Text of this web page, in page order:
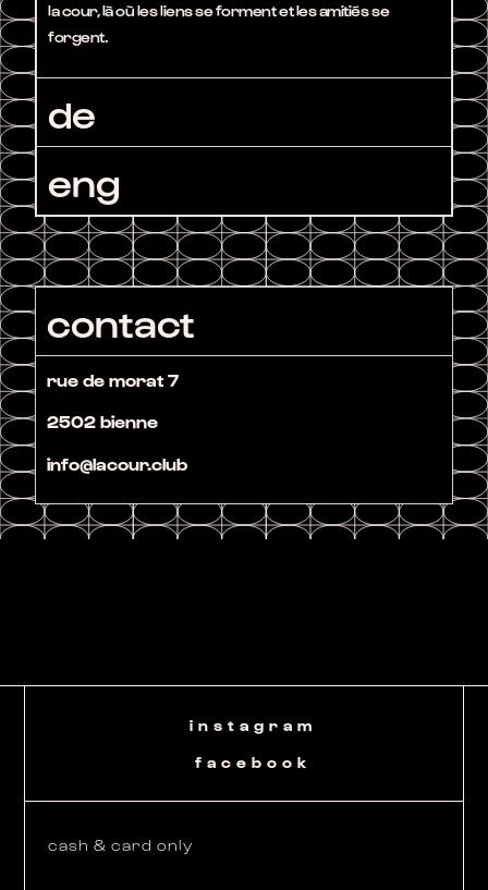
la cour, là où les liens se forment et les amitiés se
forgent.
de
eng
contact
rue de morat 7
2502 bienne
info@lacour.club
cash & card only
instagram
facebook